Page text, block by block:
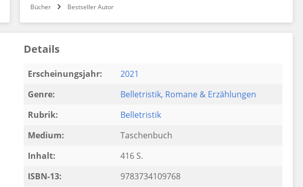
Bücher
Bestseller Autor
Details
Erscheinungsjahr:
2021
Genre:
Belletristik, Romane & Erzählungen
Rubrik:
Belletristik
Medium:
Taschenbuch
Inhalt:
416 S.
ISBN-13:
9783734109768